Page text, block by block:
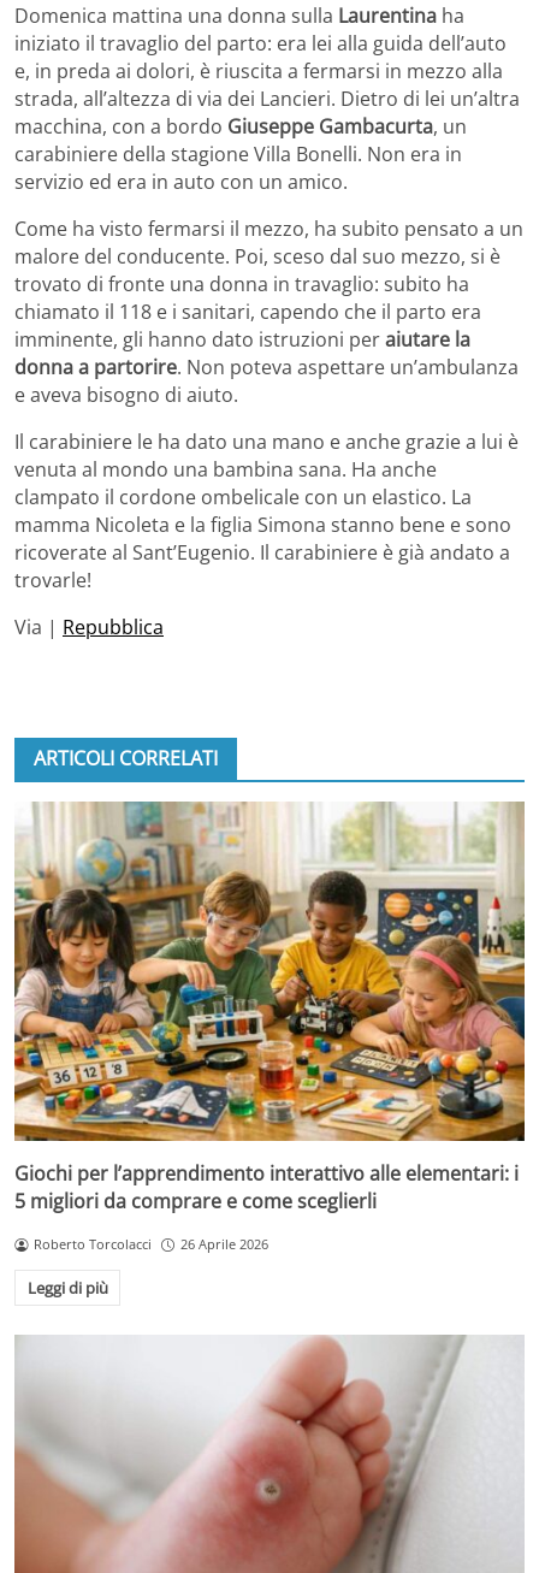
Domenica mattina una donna sulla Laurentina ha
iniziato il travaglio del parto: era lei alla guida dell’auto
e, in preda ai dolori, è riuscita a fermarsi in mezzo alla
strada, all’altezza di via dei Lancieri. Dietro di lei un’altra
macchina, con a bordo Giuseppe Gambacurta, un
carabiniere della stagione Villa Bonelli. Non era in
servizio ed era in auto con un amico.
Come ha visto fermarsi il mezzo, ha subito pensato a un
malore del conducente. Poi, sceso dal suo mezzo, si è
trovato di fronte una donna in travaglio: subito ha
chiamato il 118 e i sanitari, capendo che il parto era
imminente, gli hanno dato istruzioni peraiutare la
donna a partorire. Non poteva aspettare un’ambulanza
e aveva bisogno di aiuto.
Il carabiniere le ha dato una mano e anche grazie a lui è
venuta al mondo una bambina sana. Ha anche
clampato il cordone ombelicale con un elastico. La
mamma Nicoleta e la figlia Simona stanno bene e sono
ricoverate al Sant’Eugenio. Il carabiniere è già andato a
trovarle!
Via | Repubblica
ARTICOLI CORRELATI
Giochi per l’apprendimento interattivo alle elementari: i
5 migliori da comprare e come sceglierli
Roberto Torcolacci 26 Aprile 2026
Leggi di più